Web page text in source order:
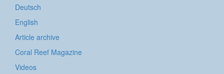
Deutsch
English
Article archive
Coral Reef Magazine
Videos